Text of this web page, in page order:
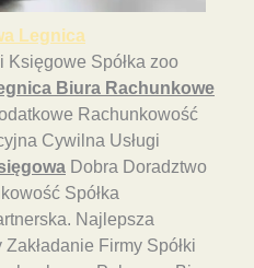
Legnica
Księgowe Spółka zoo
Biura Rachunkowe
Rachunkowość
Cywilna Usługi
Dobra Doradztwo
Spółka
Najlepsza
Firmy Spółki